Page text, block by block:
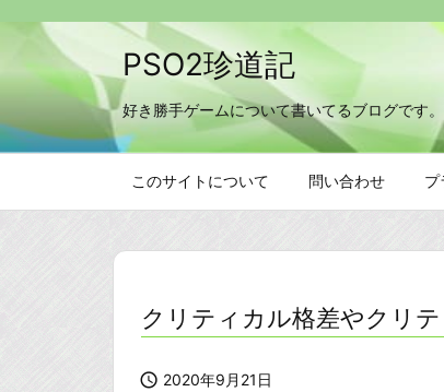
PSO2珍道記
好き勝手ゲームについて書いてるブログです。
このサイトについて 問い合わせ プ
クリティカル格差やクリ
 2020年9月21日